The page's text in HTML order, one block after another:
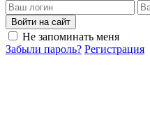
Войти на сайт
Не запоминать меня
Забыли пароль? Регистрация